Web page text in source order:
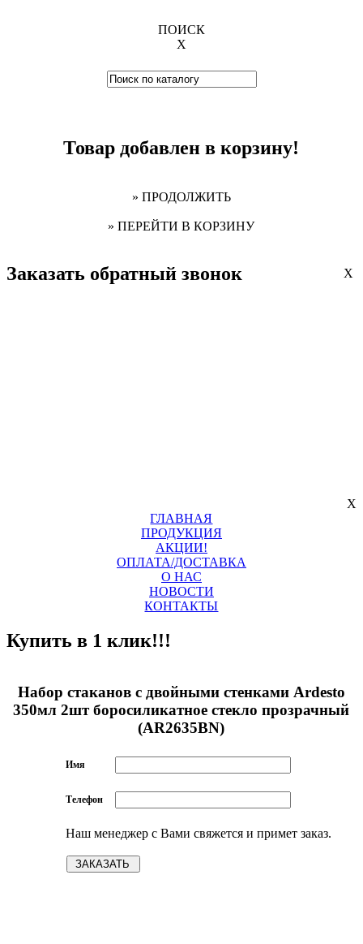
ПОИСК
X
Товар добавлен в корзину!
» ПРОДОЛЖИТЬ
» ПЕРЕЙТИ В КОРЗИНУ
Заказать обратный звонок X
X
ГЛАВНАЯ
ПРОДУКЦИЯ
АКЦИИ!
ОПЛАТА/ДОСТАВКА
О НАС
НОВОСТИ
КОНТАКТЫ
Купить в 1 клик!!!
Набор стаканов с двойными стенками Ardesto
350мл 2шт боросиликатное стекло прозрачный
(AR2635BN)
Имя
Телефон
Наш менеджер с Вами свяжется и примет заказ.